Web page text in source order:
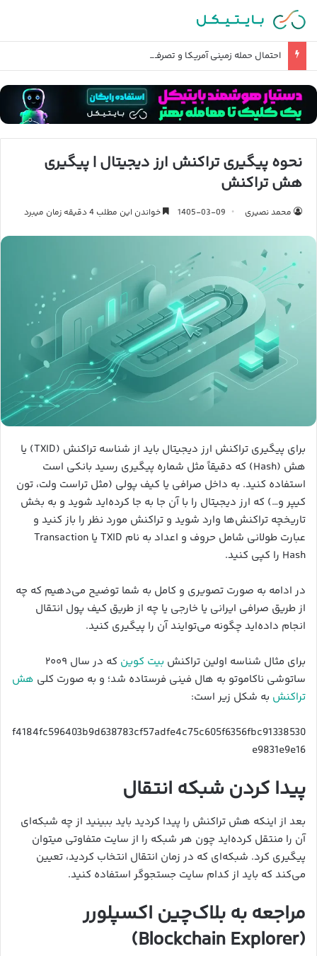
احتمال حمله زمینی آمریکا و تصرف خارک چقدر است؟
نحوه پیگیری تراکنش ارز دیجیتال | پیگیری
هش تراکنش
محمد نصیری 1405-03-09 خواندن این مطلب 4 دقیقه زمان میبرد
برای پیگیری تراکنش ارز دیجیتال باید از شناسه تراکنش (TXID) یا
هش (Hash) که دقیقاً مثل شماره پیگیری رسید بانکی است
استفاده کنید. به داخل صرافی یا کیف پولی (مثل تراست ولت، تون
کیپر و…) که ارز دیجیتال را با آن جا به جا کرده‌اید شوید و به بخش
تاریخچه تراکنش‌ها وارد شوید و تراکنش مورد نظر را باز کنید و
عبارت طولانی شامل حروف و اعداد به نام TXID یا Transaction
Hash را کپی کنید.
در ادامه به صورت تصویری و کامل به شما توضیح می‌دهیم که چه
از طریق صرافی ایرانی یا خارجی یا چه از طریق کیف پول انتقال
انجام داده‌اید چگونه می‌توایند آن را پیگیری کنید.
برای مثال شناسه اولین تراکنش بیت کوین
که در سال ۲۰۰۹
ساتوشی ناکاموتو به هال فینی فرستاده شد؛ و به صورت کلی هش
تراکنش به شکل زیر است:‌
f4184fc596403b9d638783cf57adfe4c75c605f6356fbc91338530
e9831e9e16
پیدا کردن شبکه انتقال
بعد از اینکه هش تراکنش را پیدا کردید باید ببینید از چه شبکه‌ای
آن را منتقل کرده‌اید چون هر شبکه را از سایت متفاوتی میتوان
پیگیری کرد. شبکه‌ای که در زمان انتقال انتخاب کردید، تعیین
می‌کند که باید از کدام سایت جستجوگر استفاده کنید.
مراجعه به بلاک‌چین اکسپلورر
(Blockchain Explorer)